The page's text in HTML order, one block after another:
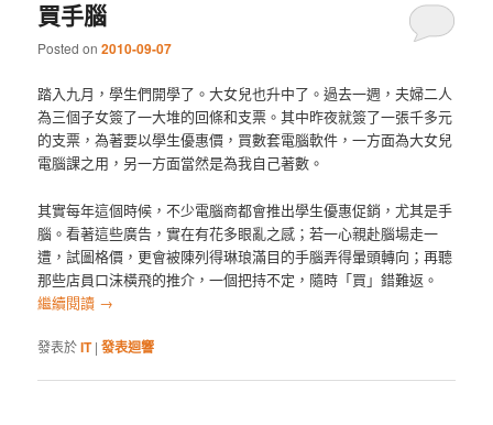
買手腦
Posted on2010-09-07
踏入九月，學生們開學了。大女兒也升中了。過去一週，夫婦二人
為三個子女簽了一大堆的回條和支票。其中昨夜就簽了一張千多元
的支票，為著要以學生優惠價，買數套電腦軟件，一方面為大女兒
電腦課之用，另一方面當然是為我自己著數。
其實每年這個時候，不少電腦商都會推出學生優惠促銷，尤其是手
腦。看著這些廣告，實在有花多眼亂之感；若一心親赴腦場走一
遭，試圖格價，更會被陳列得琳琅滿目的手腦弄得暈頭轉向；再聽
那些店員口沫橫飛的推介，一個把持不定，隨時「買」錯難返。
繼續閱讀 →
發表於IT |發表迴響